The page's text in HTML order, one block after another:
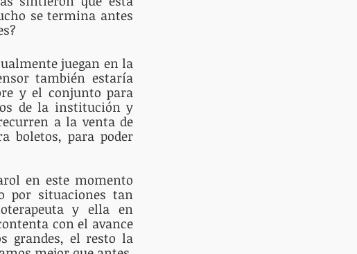
se termina antes
juegan en la
también estaría
y el conjunto para
de la institución y
a la venta de
boletos, para poder
en este momento
por situaciones tan
y ella en
con el avance
grandes, el resto la